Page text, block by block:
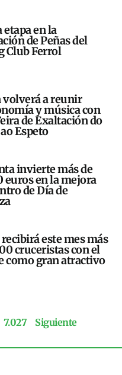
etapa en la
de Peñas del
Club Ferrol
volverá a reunir
y música con
de Exaltación do
Espeto
invierte más de
euros en la mejora
de Día de
este mes más
cruceristas con el
como gran atractivo
7.027 Siguiente